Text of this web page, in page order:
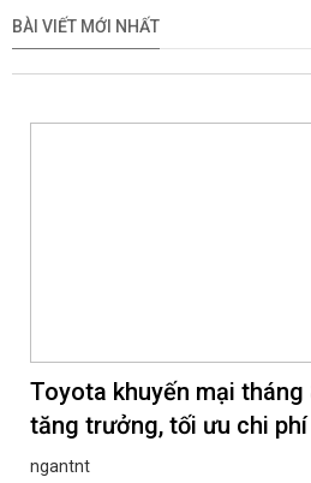
BÀI VIẾT MỚI NHẤT
Toyota khuyến mại
tăng trưởng, tối ưu chi
ngantnt